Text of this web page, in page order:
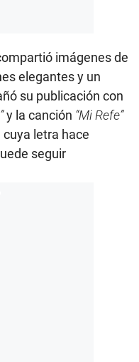
imágenes de
elegantes y un
su publicación con
y la canción “Mi Refe”
cuya letra hace
seguir